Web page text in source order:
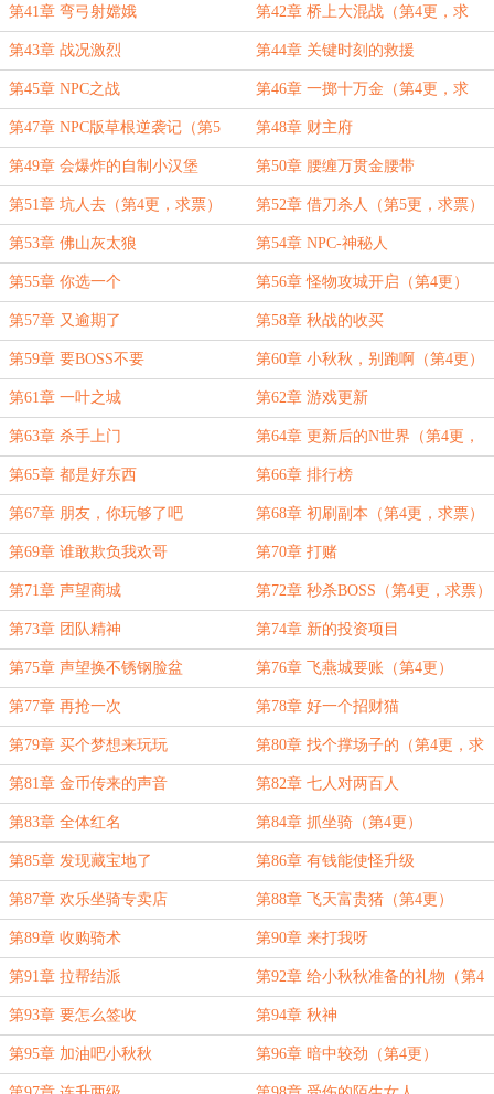
第41章 弯弓射嫦娥 第42章 桥上大混战（第4更，求
票）
第43章 战况激烈 第44章 关键时刻的救援
第45章 NPC之战 第46章 一掷十万金（第4更，求
票）
第47章 NPC版草根逆袭记（第5
更）
第48章 财主府
第49章 会爆炸的自制小汉堡 第50章 腰缠万贯金腰带
第51章 坑人去（第4更，求票） 第52章 借刀杀人（第5更，求票）
第53章 佛山灰太狼 第54章 NPC-神秘人
第55章 你选一个 第56章 怪物攻城开启（第4更）
第57章 又逾期了 第58章 秋战的收买
第59章 要BOSS不要 第60章 小秋秋，别跑啊（第4更）
第61章 一叶之城 第62章 游戏更新
第63章 杀手上门 第64章 更新后的N世界（第4更，
求票）
第65章 都是好东西 第66章 排行榜
第67章 朋友，你玩够了吧 第68章 初刷副本（第4更，求票）
第69章 谁敢欺负我欢哥 第70章 打赌
第71章 声望商城 第72章 秒杀BOSS（第4更，求票）
第73章 团队精神 第74章 新的投资项目
第75章 声望换不锈钢脸盆 第76章 飞燕城要账（第4更）
第77章 再抢一次 第78章 好一个招财猫
第79章 买个梦想来玩玩 第80章 找个撑场子的（第4更，求
票）
第81章 金币传来的声音 第82章 七人对两百人
第83章 全体红名 第84章 抓坐骑（第4更）
第85章 发现藏宝地了 第86章 有钱能使怪升级
第87章 欢乐坐骑专卖店 第88章 飞天富贵猪（第4更）
第89章 收购骑术 第90章 来打我呀
第91章 拉帮结派 第92章 给小秋秋准备的礼物（第4
更）
第93章 要怎么签收 第94章 秋神
第95章 加油吧小秋秋 第96章 暗中较劲（第4更）